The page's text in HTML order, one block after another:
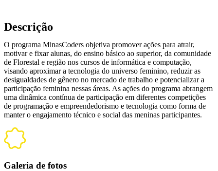
Descrição
O programa MinasCoders objetiva promover ações para atrair,
motivar e fixar alunas, do ensino básico ao superior, da comunidade
de Florestal e região nos cursos de informática e computação,
visando aproximar a tecnologia do universo feminino, reduzir as
desigualdades de gênero no mercado de trabalho e potencializar a
participação feminina nessas áreas. As ações do programa abrangem
uma dinâmica contínua de participação em diferentes competições
de programação e empreendedorismo e tecnologia como forma de
manter o engajamento técnico e social das meninas participantes.
Galeria de fotos